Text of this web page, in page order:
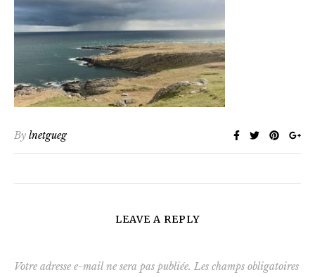
By lnetgueg
LEAVE A REPLY
Votre adresse e-mail ne sera pas publiée. Les champs obligatoires